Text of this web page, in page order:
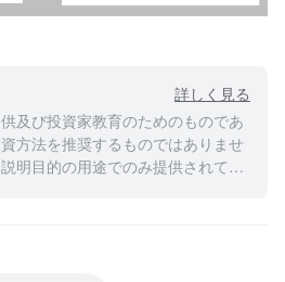
詳しく見る
及び投資家教育のためのものであ
方法を推奨するものではありませ
明目的の用途でのみ提供されてお
資家の皆様が投資判断を下される